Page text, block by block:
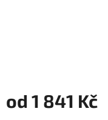
od 1 841 Kč